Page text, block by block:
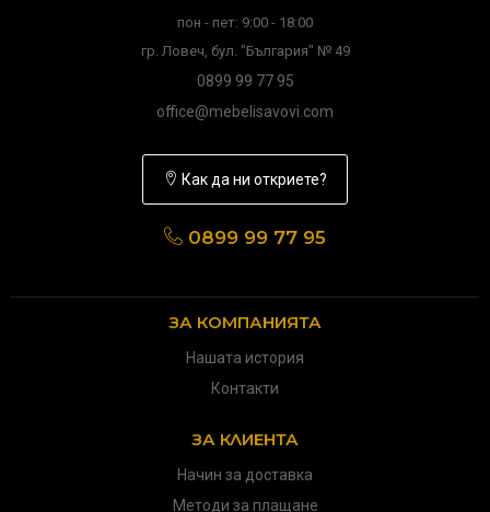
пон - пет: 9:00 - 18:00
гр. Ловеч, бул. "България" № 49
0899 99 77 95
office@mebelisavovi.com
Как да ни откриете?
0899 99 77 95
ЗА КОМПАНИЯТА
Нашата история
Контакти
ЗА КЛИЕНТА
Начин за доставка
Методи за плащане